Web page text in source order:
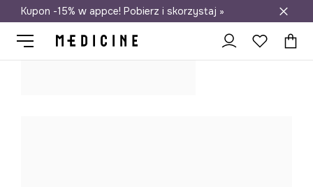
Darmowa dostawa do salonów
Kupon -15% w appce! Pobierz i skorzystaj »